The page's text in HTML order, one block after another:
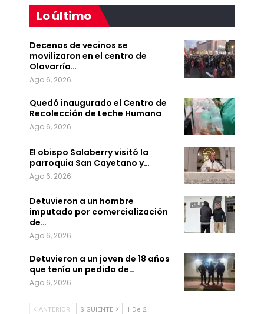
Lo último
Decenas de vecinos se
movilizaron en el centro de
Olavarría…
Ago 6, 2026
Quedó inaugurado el Centro de
Recolección de Leche Humana
Ago 6, 2026
El obispo Salaberry visitó la
parroquia San Cayetano y…
Ago 6, 2026
Detuvieron a un hombre
imputado por comercialización
de…
Ago 6, 2026
Detuvieron a un joven de 18 años
que tenía un pedido de…
Ago 6, 2026
ANTERIOR SIGUIENTE 1 De 2